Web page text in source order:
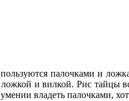
палочками и
и вилкой. Рис тайцы
владеть палочками,